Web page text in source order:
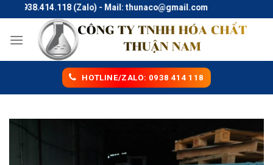
to
content
(Zalo) - Mail: thunaco@gmail.com
HOTLINE/ZALO: 0938 414 118